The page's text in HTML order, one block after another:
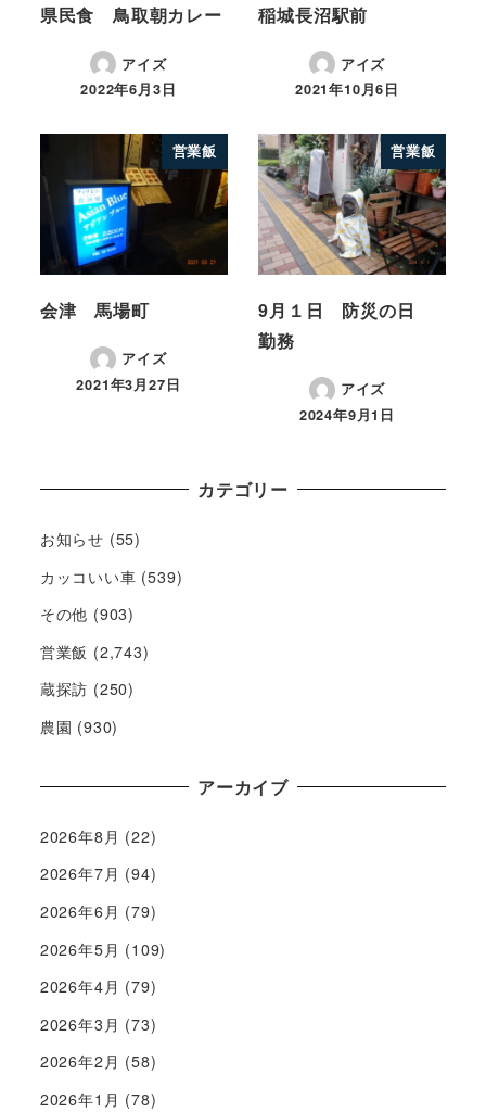
県民食 鳥取朝カレー
アイズ
2022年6月3日
稲城長沼駅前
アイズ
2021年10月6日
営業飯
会津 馬場町
アイズ
2021年3月27日
営業飯
9月１日 防災の日
勤務
アイズ
2024年9月1日
カテゴリー
お知らせ (55)
カッコいい車 (539)
その他 (903)
営業飯 (2,743)
蔵探訪 (250)
農園 (930)
アーカイブ
2026年8月 (22)
2026年7月 (94)
2026年6月 (79)
2026年5月 (109)
2026年4月 (79)
2026年3月 (73)
2026年2月 (58)
2026年1月 (78)